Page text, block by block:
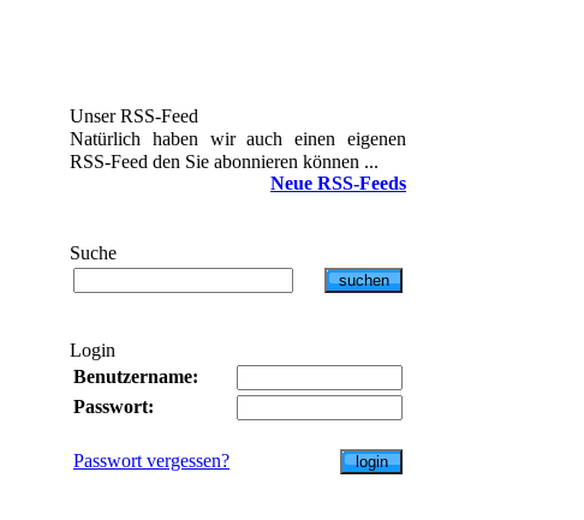
Unser RSS-Feed
Natürlich haben wir auch einen eigenen
RSS-Feed den Sie abonnieren können ...
Neue RSS-Feeds
Suche
Login
Benutzername:
Passwort:
Passwort vergessen?